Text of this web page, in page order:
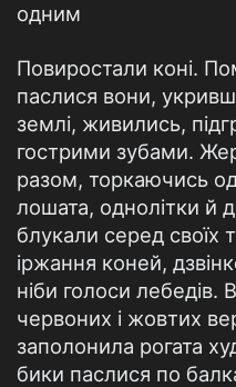
одним
Повиростали коні.
паслися вони,
землі, живились,
гострими зубами.
разом, торкаючись
лошата, однолітки й
блукали серед своїх
іржання коней,
ніби голоси
червоних і жовтих
заполонила рогата
бики паслися по